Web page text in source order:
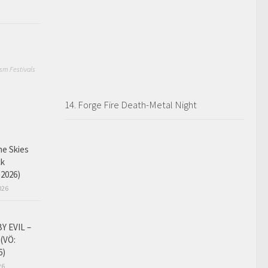
14. Forge Fire Death-Metal Night
Festivals
Skies
EVIL –